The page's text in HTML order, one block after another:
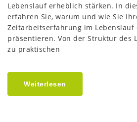
Lebenslauf erheblich stärken. In
erfahren Sie, warum und wie Sie
Zeitarbeitserfahrung im Lebenslauf
präsentieren. Von der Struktur des
zu praktischen
Weiterlesen